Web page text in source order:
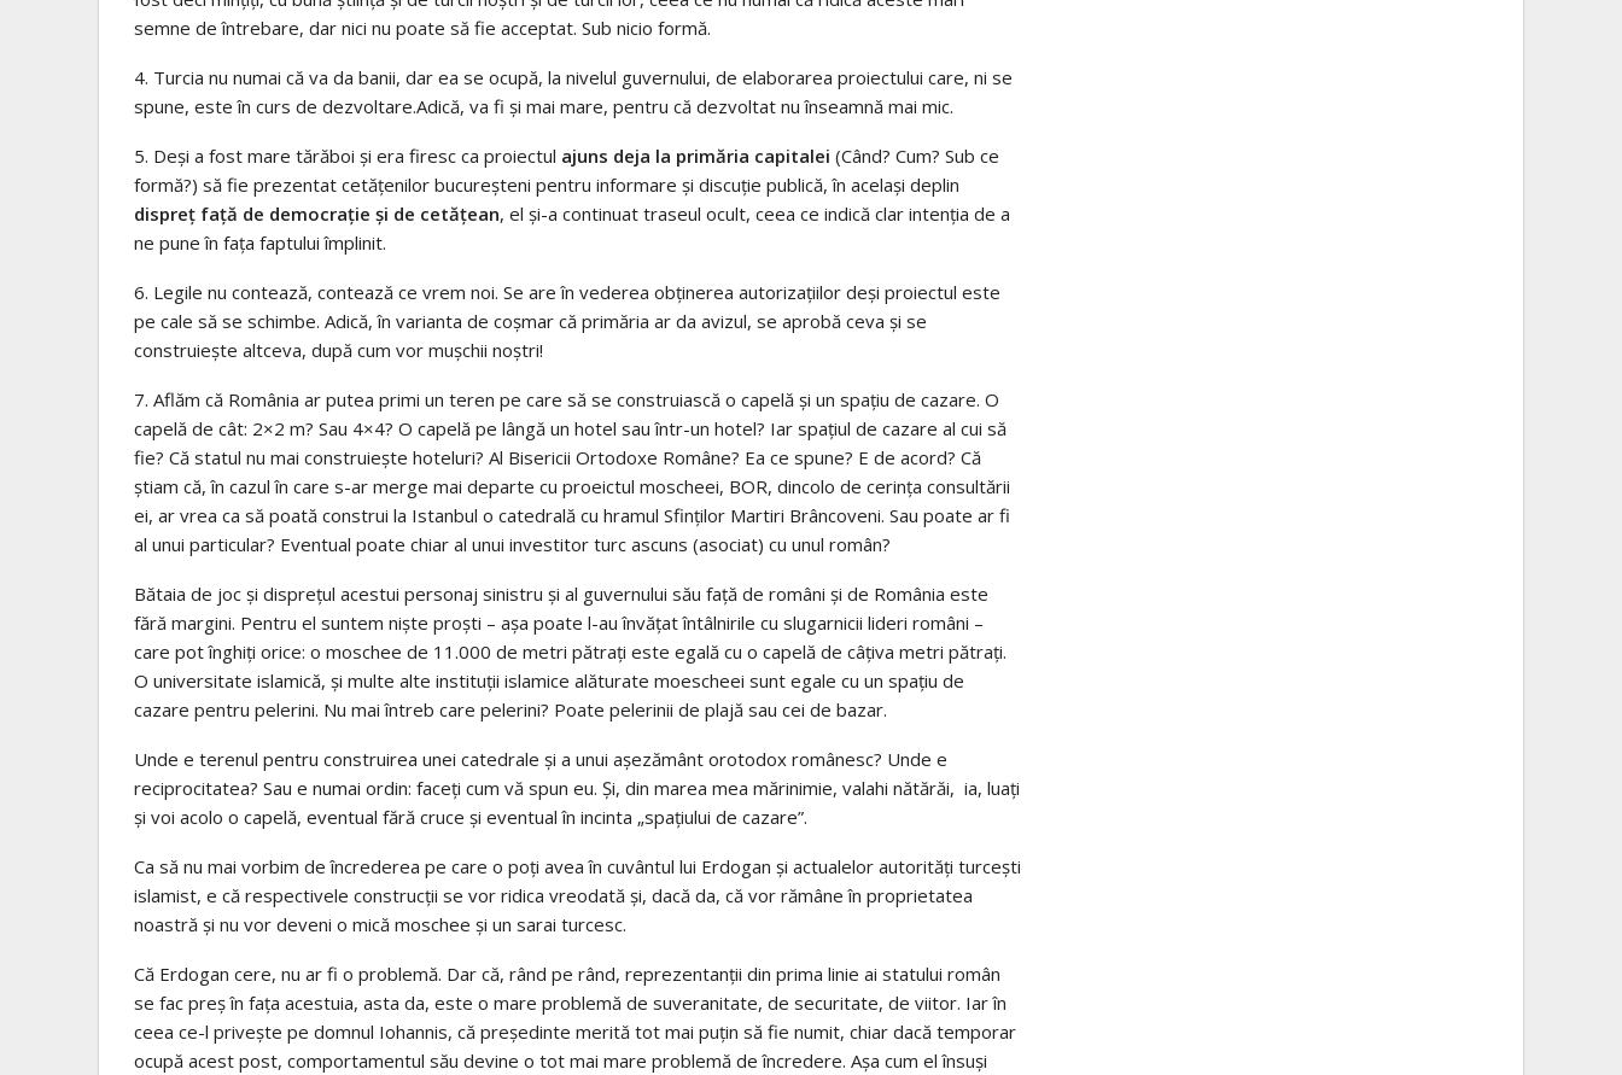
semne de întrebare, dar nici nu poate să fie acceptat. Sub nicio formă.
4. Turcia nu numai că va da banii, dar ea se ocupă, la nivelul guvernului, de elaborarea proiectului care, ni se
spune, este în curs de dezvoltare.Adică, va fi şi mai mare, pentru că dezvoltat nu înseamnă mai mic.
5. Deşi a fost mare tărăboi şi era firesc ca proiectul ajuns deja la primăria capitalei (Când? Cum? Sub ce
formă?) să fie prezentat cetăţenilor bucureşteni pentru informare şi discuţie publică, în acelaşi deplin
dispreţ faţă de democraţie şi de cetăţean, el şi-a continuat traseul ocult, ceea ce indică clar intenţia de a
ne pune în faţa faptului împlinit.
6. Legile nu contează, contează ce vrem noi. Se are în vederea obţinerea autorizaţiilor deşi proiectul este
pe cale să se schimbe. Adică, în varianta de coşmar că primăria ar da avizul, se aprobă ceva şi se
construieşte altceva, după cum vor muşchii noştri!
7. Aflăm că România ar putea primi un teren pe care să se construiască o capelă şi un spaţiu de cazare. O
capelă de cât: 2×2 m? Sau 4×4? O capelă pe lângă un hotel sau într-un hotel? Iar spaţiul de cazare al cui să
fie? Că statul nu mai construieşte hoteluri? Al Bisericii Ortodoxe Române? Ea ce spune? E de acord? Că
ştiam că, în cazul în care s-ar merge mai departe cu proeictul moscheei, BOR, dincolo de cerinţa consultării
ei, ar vrea ca să poată construi la Istanbul o catedrală cu hramul Sfinţilor Martiri Brâncoveni. Sau poate ar fi
al unui particular? Eventual poate chiar al unui investitor turc ascuns (asociat) cu unul român?
Bătaia de joc şi dispreţul acestui personaj sinistru şi al guvernului său faţă de români şi de România este
fără margini. Pentru el suntem nişte proşti – aşa poate l-au învăţat întâlnirile cu slugarnicii lideri români –
care pot înghiţi orice: o moschee de 11.000 de metri pătraţi este egală cu o capelă de câţiva metri pătraţi.
O universitate islamică, şi multe alte instituţii islamice alăturate moescheei sunt egale cu un spaţiu de
cazare pentru pelerini. Nu mai întreb care pelerini? Poate pelerinii de plajă sau cei de bazar.
Unde e terenul pentru construirea unei catedrale şi a unui aşezământ orotodox românesc? Unde e
reciprocitatea? Sau e numai ordin: faceţi cum vă spun eu. Şi, din marea mea mărinimie, valahi nătărăi, ia, luaţi
şi voi acolo o capelă, eventual fără cruce şi eventual în incinta „spaţiului de cazare”.
Ca să nu mai vorbim de încrederea pe care o poţi avea în cuvântul lui Erdogan şi actualelor autorităţi turceşti
islamist, e că respectivele construcţii se vor ridica vreodată şi, dacă da, că vor rămâne în proprietatea
noastră şi nu vor deveni o mică moschee şi un sarai turcesc.
Că Erdogan cere, nu ar fi o problemă. Dar că, rând pe rând, reprezentanţii din prima linie ai statului român
se fac preş în faţa acestuia, asta da, este o mare problemă de suveranitate, de securitate, de viitor. Iar în
ceea ce-l priveşte pe domnul Iohannis, că preşedinte merită tot mai puţin să fie numit, chiar dacă temporar
ocupă acest post, comportamentul său devine o tot mai mare problemă de încredere. Aşa cum el însuşi